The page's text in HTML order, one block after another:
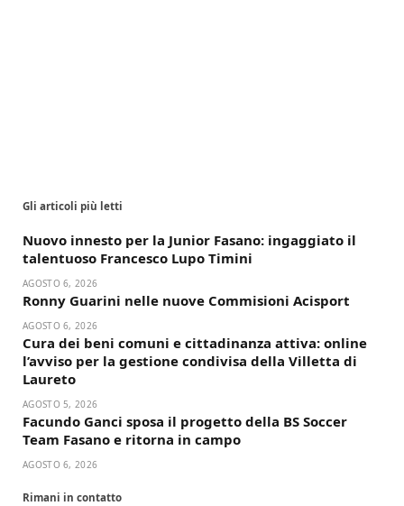
Gli articoli più letti
Nuovo innesto per la Junior Fasano: ingaggiato il
talentuoso Francesco Lupo Timini
AGOSTO 6, 2026
Ronny Guarini nelle nuove Commisioni Acisport
AGOSTO 6, 2026
Cura dei beni comuni e cittadinanza attiva: online
l’avviso per la gestione condivisa della Villetta di
Laureto
AGOSTO 5, 2026
Facundo Ganci sposa il progetto della BS Soccer
Team Fasano e ritorna in campo
AGOSTO 6, 2026
Rimani in contatto